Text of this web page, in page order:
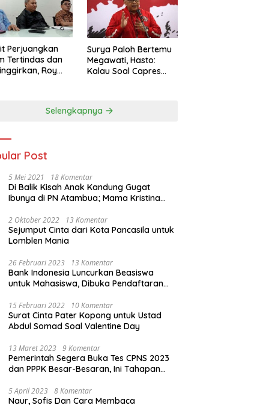
Perjuangkan
Tertindas dan
Roy
Surya Paloh Bertemu
Megawati, Hasto:
Kalau Soal Capres
Selengkapnya
Post
5 Mei 2021 18 Komentar
Di Balik Kisah Anak Kandung Gugat
Ibunya di PN Atambua; Mama Kristina
2 Oktober 2022 13 Komentar
Sejumput Cinta dari Kota Pancasila untuk
Lomblen Mania
26 Februari 2023 13 Komentar
Bank Indonesia Luncurkan Beasiswa
untuk Mahasiswa, Dibuka Pendaftaran
15 Februari 2022 10 Komentar
Surat Cinta Pater Kopong untuk Ustad
Abdul Somad Soal Valentine Day
13 Maret 2023 9 Komentar
Pemerintah Segera Buka Tes CPNS 2023
dan PPPK Besar-Besaran, Ini Tahapan
5 April 2023 8 Komentar
Naur, Sofis Dan Cara Membaca